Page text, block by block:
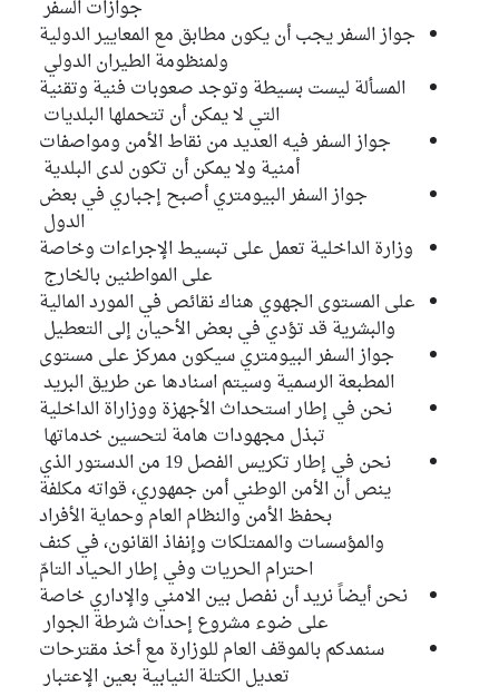
جوازات السفر
جواز السفر يجب أن يكون مطابق مع المعايير الدولية
ولمنظومة الطيران الدولي
المسألة ليست بسيطة وتوجد صعوبات فنية وتقنية
التي لا يمكن أن تتحملها البلديات
جواز السفر فيه العديد من نقاط الأمن ومواصفات
أمنية ولا يمكن أن تكون لدى البلدية
جواز السفر البيومتري أصبح إجباري في بعض
الدول
وزارة الداخلية تعمل على تبسيط الإجراءات وخاصة
على المواطنين بالخارج
على المستوى الجهوي هناك نقائص في المورد المالية
والبشرية قد تؤدي في بعض الأحيان إلى التعطيل
جواز السفر البيومتري سيكون ممركز على مستوى
المطبعة الرسمية وسيتم اسنادها عن طريق البريد
نحن في إطار استحداث الأجهزة ووزاراة الداخلية
تبذل مجهودات هامة لتحسين خدماتها
نحن في إطار تكريس الفصل 19 من الدستور الذي
ينص أن الأمن الوطني أمن جمهوري، قواته مكلفة
بحفظ الأمن والنظام العام وحماية الأفراد
والمؤسسات والممتلكات وإنفاذ القانون، في كنف
احترام الحريات وفي إطار الحياد التامّ
نحن أيضاً نريد أن نفصل بين الامني والإداري خاصة
على ضوء مشروع إحداث شرطة الجوار
سنمدكم بالموقف العام للوزارة مع أخذ مقترحات
تعديل الكتلة النيابية بعين الإعتبار